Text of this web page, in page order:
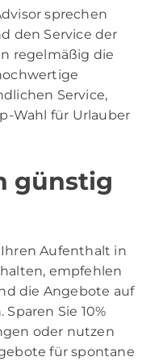
sprechen
den Service der
regelmäßig die
Service,
Wahl für Urlauber
günstig
Aufenthalt in
empfehlen
die Angebote auf
Sie 10%
oder nutzen
für spontane